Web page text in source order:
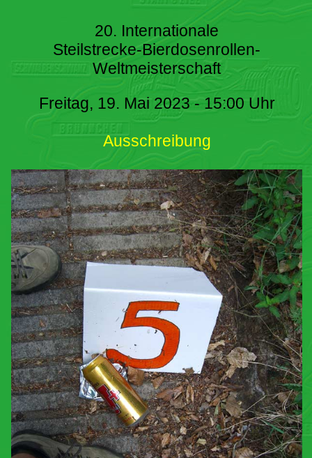
20. Internationale
Steilstrecke-Bierdosenrollen-
Weltmeisterschaft
Freitag, 19. Mai 2023 - 15:00 Uhr
Ausschreibung